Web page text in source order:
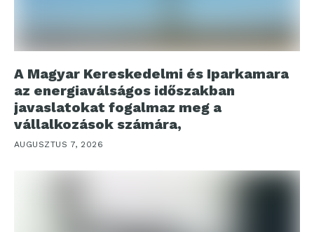
A Magyar Kereskedelmi és Iparkamara
az energiaválságos időszakban
javaslatokat fogalmaz meg a
vállalkozások számára,
AUGUSZTUS 7, 2026